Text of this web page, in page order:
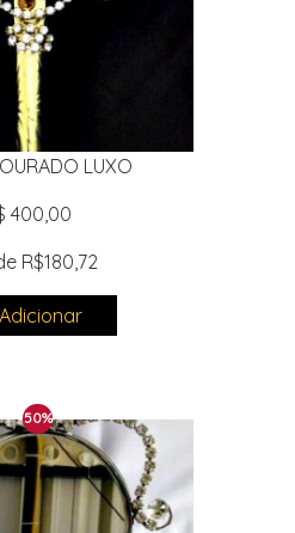
LUXO
400,00
R$180,72
Adicionar
50%